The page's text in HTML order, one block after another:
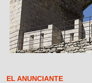
EL ANUNCIANTE